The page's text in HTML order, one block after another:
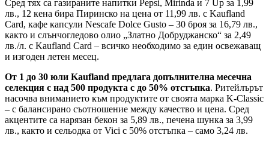
Сред тях са газираните напитки Pepsi, Mirinda и 7 Up за 1,99
лв., 12 кена бира Пиринско на цена от 11,99 лв. с Kaufland
Card, кафе капсули Nescafe Dolce Gusto – 30 броя за 16,79 лв.,
както и слънчогледово олио „Златно Добруджанско“ за 2,49
лв./л. с Kaufland Card – всичко необходимо за един освежаващ
и изгоден летен месец.
От 1 до 30 юли Kaufland предлага допълнителна месечна
селекция с над 500 продукта с до 50% отстъпка. Ритейлърът
насочва вниманието към продуктите от своята марка K-Classic
– с балансирано съотношение между качество и цена. Сред
акцентите са нарязан бекон за 5,89 лв., печена шунка за 3,99
лв., както и сельодка от Vici с 50% отстъпка – само 3,24 лв.